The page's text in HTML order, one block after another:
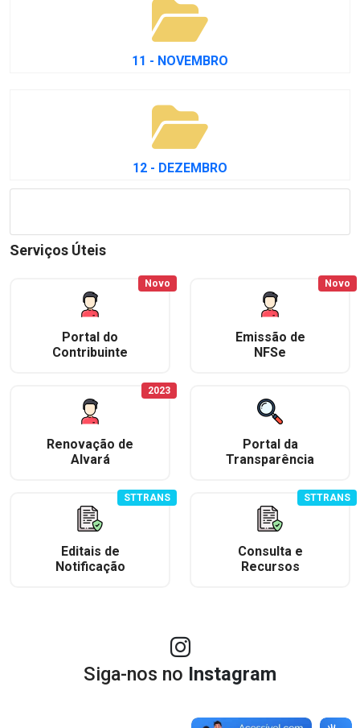
11 - NOVEMBRO
12 - DEZEMBRO
Serviços Úteis
Portal do
Contribuinte
Novo
Emissão de
NFSe
Novo
Renovação de
Alvará
2023
Portal da
Transparência
Editais de
Notificação
STTRANS
Consulta e
Recursos
STTRANS
Siga-nos no Instagram